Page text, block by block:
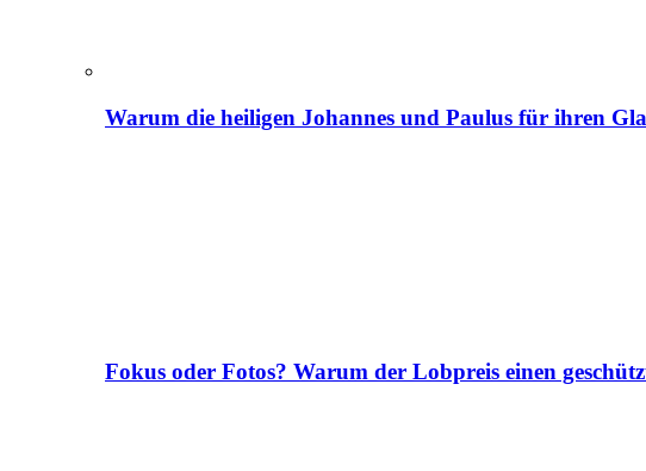
Warum die heiligen Johannes und Paulus für ihren
Fokus oder Fotos? Warum der Lobpreis einen